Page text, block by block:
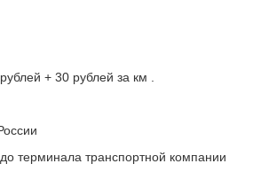
+ 30 рублей за км .
терминала транспортной компании